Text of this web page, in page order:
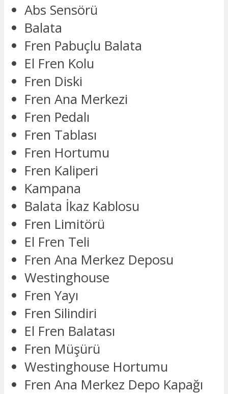
Abs Sensörü
Balata
Fren Pabuçlu Balata
El Fren Kolu
Fren Diski
Fren Ana Merkezi
Fren Pedalı
Fren Tablası
Fren Hortumu
Fren Kaliperi
Kampana
Balata İkaz Kablosu
Fren Limitörü
El Fren Teli
Fren Ana Merkez Deposu
Westinghouse
Fren Yayı
Fren Silindiri
El Fren Balatası
Fren Müşürü
Westinghouse Hortumu
Fren Ana Merkez Depo Kapağı